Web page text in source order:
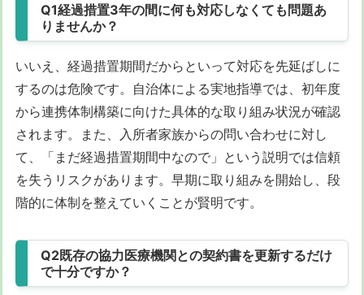
Q1経過措置3年の間に何も対応しなくても問題あ
りませんか？
いいえ、経過措置期間だからといって対応を先延ばしに
するのは危険です。自治体による実地指導では、初年度
から連携体制構築に向けた具体的な取り組み状況が確認
されます。また、入所者家族からの問い合わせに対し
て、「まだ経過措置期間中なので」という説明では信頼
を失うリスクがあります。早期に取り組みを開始し、段
階的に体制を整えていくことが賢明です。
Q2既存の協力医療機関との契約書を更新するだけ
で十分ですか？